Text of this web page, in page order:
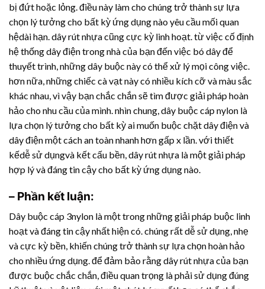
bị đứt hoặc lỏng. điều này làm cho chúng trở thành sự lựa
chọn lý tưởng cho bất kỳ ứng dụng nào yêu cầu mối quan
hệdài hạn.dây rút nhựacũng cực kỳ linh hoạt. từ việc cố định
hệ thống dây điện trong nhà của bạn đến việc bó dây để
thuyết trình, những dây buộc này có thể xử lý mọi công việc.
hơn nữa, những chiếc cà vạt này có nhiều kích cỡ và màu sắc
khác nhau, vì vậy bạn chắc chắn sẽ tìm được giải pháp hoàn
hảo cho nhu cầu của mình. nhìn chung, dây buộc cáp nylon là
lựa chọn lý tưởng cho bất kỳ ai muốn buộc chặt dây điện và
dây điện một cách an toàn nhanh hơn gấp x lần. với thiết
kếdễ sử dụngvà kết cấu bền,dây rút nhựa là một giải pháp
hợp lý và đáng tin cậy cho bất kỳ ứng dụng nào.
– Phần kết luận:
Dây buộc cáp 3nylon là một trong những giải pháp buộc linh
hoạt và đáng tin cậy nhất hiện có. chúng rất dễ sử dụng, nhẹ
và cực kỳ bền, khiến chúng trở thành sự lựa chọn hoàn hảo
cho nhiều ứng dụng. để đảm bảo rằngdây rút nhựacủa bạn
được buộc chắc chắn, điều quan trọng là phải sử dụng đúng